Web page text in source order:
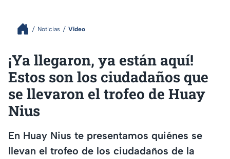
Noticias Video
¡Ya llegaron, ya están aquí!
Estos son los ciudadaños que
se llevaron el trofeo de Huay
Nius
En Huay Nius te presentamos quiénes se
llevan el trofeo de los ciudadaños de la